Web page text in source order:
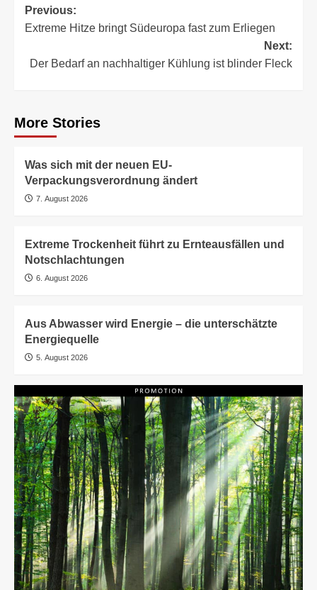
Post
navigation
Previous:
Extreme Hitze bringt Südeuropa fast zum Erliegen
Next:
Der Bedarf an nachhaltiger Kühlung ist blinder Fleck
More Stories
Was sich mit der neuen EU-
Verpackungsverordnung ändert
7. August 2026
Extreme Trockenheit führt zu Ernteausfällen und
Notschlachtungen
6. August 2026
Aus Abwasser wird Energie – die unterschätzte
Energiequelle
5. August 2026